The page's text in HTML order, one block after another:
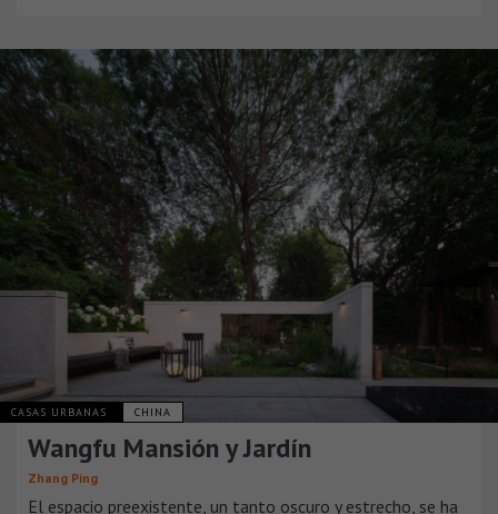
CASAS URBANAS CHINA
Wangfu Mansión y Jardín
Zhang Ping
El espacio preexistente, un tanto oscuro y estrecho, se ha